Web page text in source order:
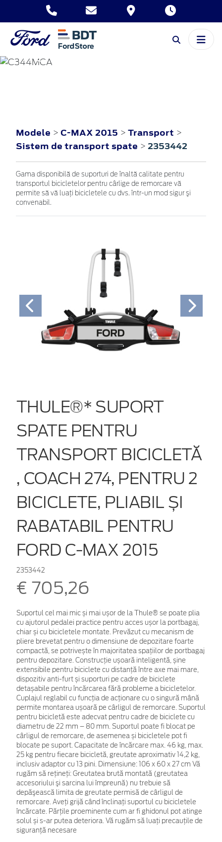
C-MAX
Modele > C-MAX 2015 > Transport >
Sistem de transport spate > 2353442
Gama disponibilă de suporturi de înaltă calitate pentru
transportul bicicletelor pentru cârlige de remorcare vă
permite să vă luaţi bicicletele cu dvs. într-un mod sigur şi
convenabil.
THULE®* SUPORT
SPATE PENTRU
TRANSPORT BICICLETĂ
, COACH 274, PENTRU 2
BICICLETE, PLIABIL ȘI
RABATABIL PENTRU
FORD C-MAX 2015
2353442
€ 705,26
Suportul cel mai mic și mai ușor de la Thule® se poate plia
cu ajutorul pedalei practice pentru acces ușor la portbagaj,
chiar și cu bicicletele montate. Prevăzut cu mecanism de
pliere brevetat pentru o dimensiune de depozitare foarte
compactă, se potrivește în majoritatea spațiilor de portbagaj
pentru depozitare. Construcție ușoară inteligentă, șine
extensibile pentru biciclete cu distanță între axe mai mare,
dispozitiv anti-furt și suporturi pe cadre de biciclete
detașabile pentru încărcarea fără probleme a bicicletelor.
Cuplajul reglabil cu funcția de acționare cu o singură mână
permite montarea ușoară pe cârligul de remorcare. Suportul
pentru bicicletă este adecvat pentru cadre de biciclete cu
diametru de 22 mm – 80 mm. Suportul poate fi blocat pe
cârligul de remorcare, de asemenea și bicicletele pot fi
blocate pe suport. Capacitate de încărcare max. 46 kg, max.
25 kg pentru fiecare bicicletă, greutate aproximativ 14,2 kg,
inclusiv adaptor cu 13 pini. Dimensiune: 106 x 60 x 27 cm Vă
rugăm să reţineţi: Greutatea brută montată (greutatea
accesoriului şi sarcina lui împreună) nu trebuie să
depăşească limita de greutate permisă de cârligul de
remorcare. Aveți grijă când înclinați suportul cu bicicletele
încărcate. Părțile proeminente cum ar fi ghidonul pot atinge
solul și s-ar putea deteriora. Vă rugăm să luați precauțile de
siguranță necesare